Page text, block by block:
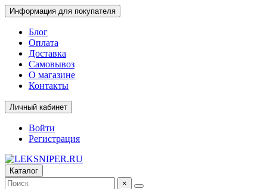
Информация для покупателя
Блог
Оплата
Доставка
Самовывоз
О магазине
Контакты
Личный кабинет
Войти
Регистрация
Каталог
×